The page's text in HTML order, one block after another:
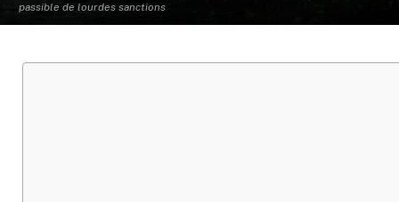
passible de lourdes sanctions